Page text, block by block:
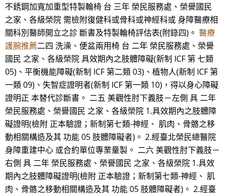
不銹鋼加寬加重型特製輪椅 台 三年 榮民服務處、榮譽國民
之家、各級榮院 需檢附復健科或骨科或神經科或 身障醫療相
關科別醫師開立之診 斷書及特製輪椅評估表(附錄四)。 醫療
護腕推薦二四 洗澡、便盆兩用椅 台 二年 榮民服務處、榮譽
國民 之家、各級榮院 具效期內之肢體障礙(新制 ICF 第 七類
05)、平衡機能障礙(新制 ICF 第二類 03)、植物人(新制 ICF 第
一類 09)、失智症證明者(新制 ICF 第一類 10)，得以身心障礙
證明正 本替代診斷書。 二五 美觀性肘下義肢－左側 具 二年
榮民服務處、榮譽國民 之家、各級榮院 1.具效期內之肢體障
礙證明(檢附 正本驗證；新制第七類-神經、 肌肉、骨骼之移
動相關構造及其 功能 05 肢體障礙者)。 2.經臺北榮民總醫院
身障重建中心 或合約單位專業量製。 二六 美觀性肘下義肢－
右側 具 二年 榮民服務處、榮譽國民 之家、各級榮院 1.具效
期內之肢體障礙證明(檢附 正本驗證；新制第七類-神經、 肌
肉、骨骼之移動相關構造及其 功能 05 肢體障礙者)。 2.經臺